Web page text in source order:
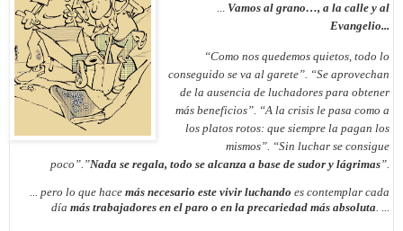
... Vamos al grano…, a la calle y al
Evangelio...
“Como nos quedemos quietos, todo lo
conseguido se va al garete”. “Se aprovechan
de la ausencia de luchadores para obtener
más beneficios”. “A la crisis le pasa como a
los platos rotos: que siempre la pagan los
mismos”. “Sin luchar se consigue
poco”.”Nada se regala, todo se alcanza a base de sudor y lágrimas”.
... pero lo que hace más necesario este vivir luchando es contemplar cada
día más trabajadores en el paro o en la precariedad más absoluta. ...